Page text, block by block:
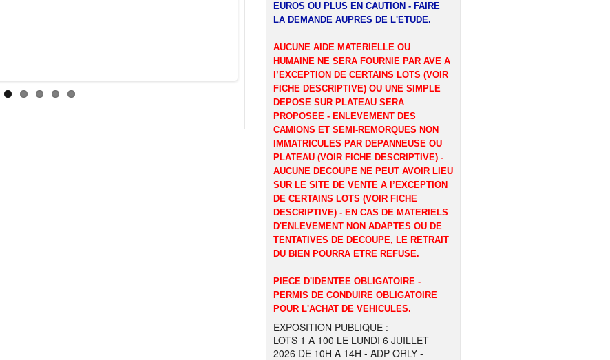
EUROS OU PLUS EN CAUTION - FAIRE
LA DEMANDE AUPRES DE L'ETUDE.
AUCUNE AIDE MATERIELLE OU
HUMAINE NE SERA FOURNIE PAR AVE A
l’EXCEPTION DE CERTAINS LOTS (VOIR
FICHE DESCRIPTIVE) OU UNE SIMPLE
DEPOSE SUR PLATEAU SERA
PROPOSEE - ENLEVEMENT DES
CAMIONS ET SEMI-REMORQUES NON
IMMATRICULES PAR DEPANNEUSE OU
PLATEAU (VOIR FICHE DESCRIPTIVE) -
AUCUNE DECOUPE NE PEUT AVOIR LIEU
SUR LE SITE DE VENTE A l’EXCEPTION
DE CERTAINS LOTS (VOIR FICHE
DESCRIPTIVE) - EN CAS DE MATERIELS
D'ENLEVEMENT NON ADAPTES OU DE
TENTATIVES DE DECOUPE, LE RETRAIT
DU BIEN POURRA ETRE REFUSE.
PIECE D'IDENTEE OBLIGATOIRE -
PERMIS DE CONDUIRE OBLIGATOIRE
POUR L'ACHAT DE VEHICULES.
EXPOSITION PUBLIQUE :
LOTS 1 A 100 LE LUNDI 6 JUILLET
2026 DE 10H A 14H - ADP ORLY -